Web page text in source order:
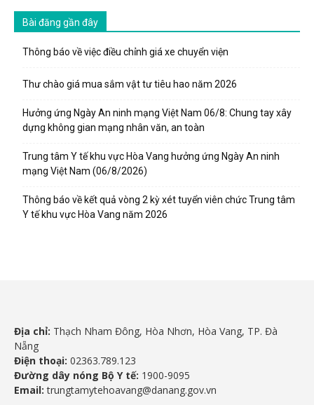
Bài đăng gần đây
Thông báo về việc điều chỉnh giá xe chuyển viện
Thư chào giá mua sắm vật tư tiêu hao năm 2026
Hưởng ứng Ngày An ninh mạng Việt Nam 06/8: Chung tay xây
dựng không gian mạng nhân văn, an toàn
Trung tâm Y tế khu vực Hòa Vang hưởng ứng Ngày An ninh
mạng Việt Nam (06/8/2026)
Thông báo về kết quả vòng 2 kỳ xét tuyển viên chức Trung tâm
Y tế khu vực Hòa Vang năm 2026
Địa chỉ: Thạch Nham Đông, Hòa Nhơn, Hòa Vang, TP. Đà
Nẵng
Điện thoại: 02363.789.123
Đường dây nóng Bộ Y tế: 1900-9095
Email: trungtamytehoavang@danang.gov.vn